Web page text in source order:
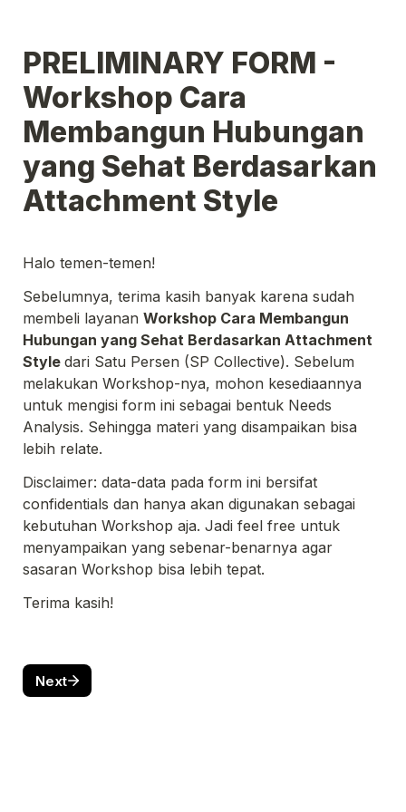
PRELIMINARY FORM -
Workshop Cara
Membangun Hubungan
yang Sehat Berdasarkan
Attachment Style
Halo temen-temen!
Sebelumnya, terima kasih banyak karena sudah
membeli layanan Workshop Cara Membangun
Hubungan yang Sehat Berdasarkan Attachment
Style dari Satu Persen (SP Collective). Sebelum
melakukan Workshop-nya, mohon kesediaannya
untuk mengisi form ini sebagai bentuk Needs
Analysis. Sehingga materi yang disampaikan bisa
lebih relate.
Disclaimer: data-data pada form ini bersifat
confidentials dan hanya akan digunakan sebagai
kebutuhan Workshop aja. Jadi feel free untuk
menyampaikan yang sebenar-benarnya agar
sasaran Workshop bisa lebih tepat.
Terima kasih!
Next